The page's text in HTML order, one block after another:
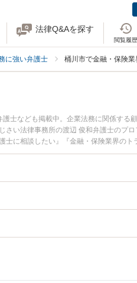
法律Q&Aを探す
閲覧履歴
に強い弁護士 桶川市で金融・保険
士なども掲載中。企業法務に関係する
い法律事務所の渡辺 俊和弁護士のプ
に相談したい』『金融・保険業界のト
い』などでお困りの相談者さんにおすす